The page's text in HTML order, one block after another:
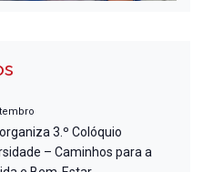
3.º Colóquio
– Caminhos para a